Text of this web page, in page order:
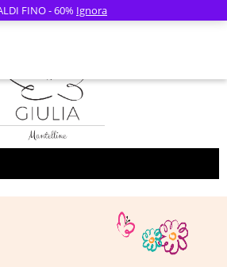
FINO - 60% Ignora